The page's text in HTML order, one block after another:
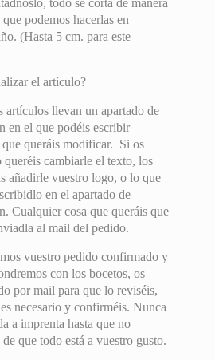
todo se corta de manera
podemos hacerlas en
(Hasta 5 cm. para este
el artículo?
artículos llevan un apartado de
en el que podéis escribir
que queráis modificar. Si os
queréis cambiarle el texto, los
añadirle vuestro logo, o lo que
en el apartado de
Cualquier cosa que queráis que
al mail del pedido.
vuestro pedido confirmado y
con los bocetos, os
por mail para que lo reviséis,
necesario y confirméis. Nunca
a imprenta hasta que no
que todo está a vuestro gusto.